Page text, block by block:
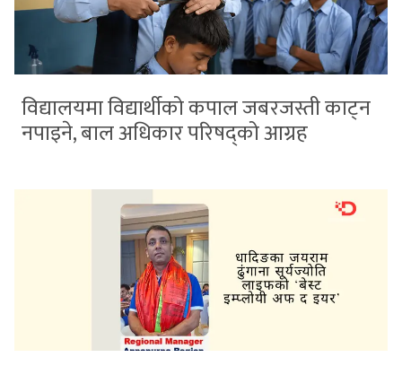
विद्यालयमा विद्यार्थीको कपाल जबरजस्ती काट्न
नपाइने, बाल अधिकार परिषद्को आग्रह